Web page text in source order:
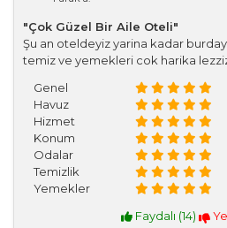
"Çok Güzel Bir Aile Oteli"
Şu an oteldeyiz yarina kadar
temiz ve yemekleri cok harika
Genel
Havuz
Hizmet
Konum
Odalar
Temizlik
Yemekler
Faydalı (14)